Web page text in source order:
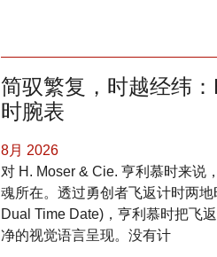
简驭繁复，时越经纬
时腕表
8月 2026
对 H. Moser & Cie. 亨利慕时来说
魂所在。透过勇创者飞返计时两
Dual Time Date)，亨利慕时把飞
净的视觉语言呈现。没有计